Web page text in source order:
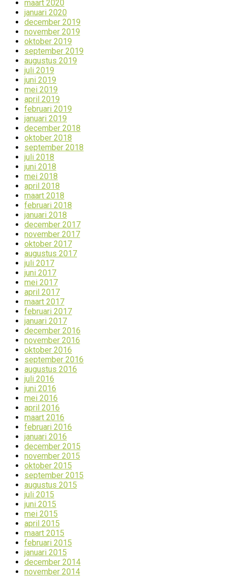
maart 2020
januari 2020
december 2019
november 2019
oktober 2019
september 2019
augustus 2019
juli 2019
juni 2019
mei 2019
april 2019
februari 2019
januari 2019
december 2018
oktober 2018
september 2018
juli 2018
juni 2018
mei 2018
april 2018
maart 2018
februari 2018
januari 2018
december 2017
november 2017
oktober 2017
augustus 2017
juli 2017
juni 2017
mei 2017
april 2017
maart 2017
februari 2017
januari 2017
december 2016
november 2016
oktober 2016
september 2016
augustus 2016
juli 2016
juni 2016
mei 2016
april 2016
maart 2016
februari 2016
januari 2016
december 2015
november 2015
oktober 2015
september 2015
augustus 2015
juli 2015
juni 2015
mei 2015
april 2015
maart 2015
februari 2015
januari 2015
december 2014
november 2014